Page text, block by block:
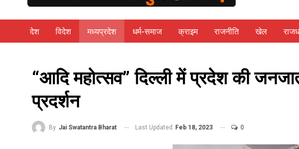
देश विदेश मध्यप्रदेश धर्म-समाज क्राइम राजनीति खेल
“आदि महोत्सव” दिल्ली में प्रदेश की
प्रदर्शन
By Jai Swatantra Bharat Last Updated Feb 18, 2023 0